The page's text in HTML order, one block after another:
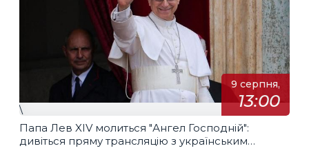
9 серпня,
13:00
\
Папа Лев XIV молиться "Ангел Господній":
дивіться пряму трансляцію з українським